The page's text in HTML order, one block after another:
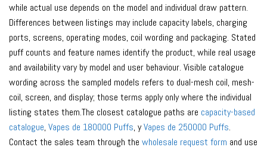
while actual use depends on the model and individual draw pattern.
Differences between listings may include capacity labels, charging
ports, screens, operating modes, coil wording and packaging. Stated
puff counts and feature names identify the product, while real usage
and availability vary by model and user behaviour. Visible catalogue
wording across the sampled models refers to dual-mesh coil, mesh-
coil, screen, and display; those terms apply only where the individual
listing states them.The closest catalogue paths are capacity-based
catalogue, Vapes de 180000 Puffs, yVapes de 250000 Puffs.
Contact the sales team through the wholesale request form and use